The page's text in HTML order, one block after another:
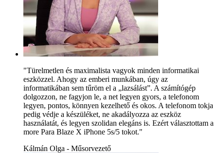
"Türelmetlen és maximalista vagyok minden informatikai
eszközzel. Ahogy az emberi munkában, úgy az
informatikában sem tűröm el a „lazsálást”. A számítógép
dolgozzon, ne fagyjon le, a net legyen gyors, a telefonom
legyen, pontos, könnyen kezelhető és okos. A telefonom tokja
pedig védje a készüléket, ne akadályozza az eszköz
használatát, és legyen szolidan elegáns is. Ezért választottam a
more Para Blaze X iPhone 5s/5 tokot."
Kálmán Olga - Műsorvezető